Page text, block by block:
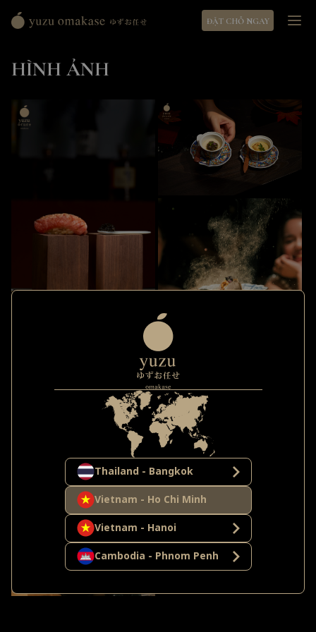
Thailand - Bangkok
Vietnam - Ho Chi Minh
Vietnam - Hanoi
Cambodia - Phnom Penh
Yuzu
ゆ
お
任
ĐẶT CHỖ NGAY
HÌNH ẢNH